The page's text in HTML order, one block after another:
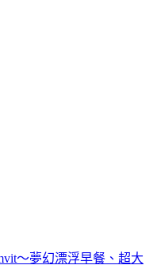
～夢幻漂浮早餐、超大